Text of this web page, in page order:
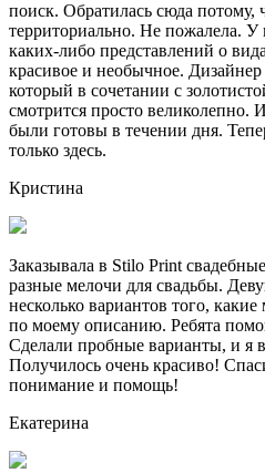
поиск. Обратилась сюда потому,
территориально. Не пожалела.
каких-либо представлений о
красивое и необычное.
который в сочетании с
смотрится просто великолепно.
были готовы в течении дня.
только здесь.
Кристина
Заказывала в Stilo Print
разные мелочи для свадьбы.
несколько вариантов того,
по моему описанию. Ребята
Сделали пробные варианты, и я
Получилось очень красиво!
понимание и помощь!
Екатерина